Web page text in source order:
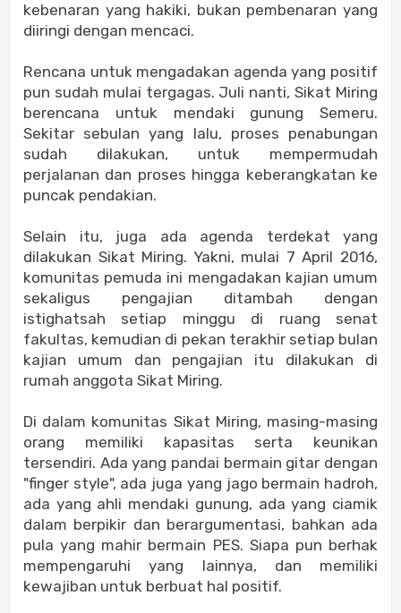
kebenaran yang hakiki, bukan pembenaran yang
diiringi dengan mencaci.
Rencana untuk mengadakan agenda yang positif
pun sudah mulai tergagas. Juli nanti, Sikat Miring
berencana untuk mendaki gunung Semeru.
Sekitar sebulan yang lalu, proses penabungan
sudah dilakukan, untuk mempermudah
perjalanan dan proses hingga keberangkatan ke
puncak pendakian.
Selain itu, juga ada agenda terdekat yang
dilakukan Sikat Miring. Yakni, mulai 7 April 2016,
komunitas pemuda ini mengadakan kajian umum
sekaligus pengajian ditambah dengan
istighatsah setiap minggu di ruang senat
fakultas, kemudian di pekan terakhir setiap bulan
kajian umum dan pengajian itu dilakukan di
rumah anggota Sikat Miring.
Di dalam komunitas Sikat Miring, masing-masing
orang memiliki kapasitas serta keunikan
tersendiri. Ada yang pandai bermain gitar dengan
"finger style", ada juga yang jago bermain hadroh,
ada yang ahli mendaki gunung, ada yang ciamik
dalam berpikir dan berargumentasi, bahkan ada
pula yang mahir bermain PES. Siapa pun berhak
mempengaruhi yang lainnya, dan memiliki
kewajiban untuk berbuat hal positif.